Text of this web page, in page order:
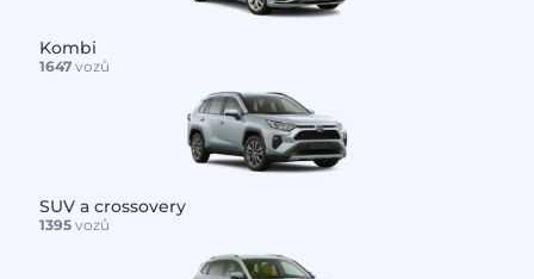
Kombi
1647vozů
SUV a crossovery
1395vozů